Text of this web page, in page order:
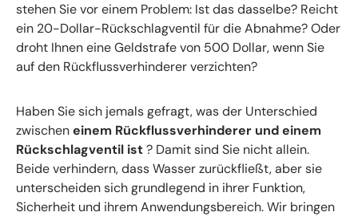
stehen Sie vor einem Problem: Ist das dasselbe? Reicht
ein 20-Dollar-Rückschlagventil für die Abnahme? Oder
droht Ihnen eine Geldstrafe von 500 Dollar, wenn Sie
auf den Rückflussverhinderer verzichten?
Haben Sie sich jemals gefragt, was der Unterschied
zwischeneinem Rückflussverhinderer und einem
Rückschlagventil ist? Damit sind Sie nicht allein.
Beide verhindern, dass Wasser zurückfließt, aber sie
unterscheiden sich grundlegend in ihrer Funktion,
Sicherheit und ihrem Anwendungsbereich. Wir bringen